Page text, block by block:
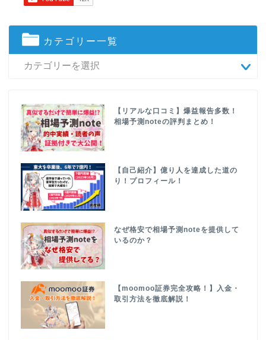
カテゴリー一覧
【リアルな口コミ】爆益報告多数！
相場予測noteの評判まとめ！
【自己紹介】億り人を達成した道の
り！プロフィール！
なぜ格安で相場予測noteを提供して
いるのか？
【moomoo証券完全攻略！】入金・
取引方法を徹底解説！